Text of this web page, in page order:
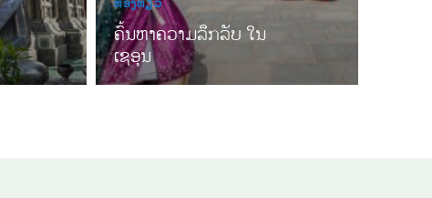
ຄົ້ນຫາຄວາມລຶກລັບ ໃນ
ເຊອຸນ